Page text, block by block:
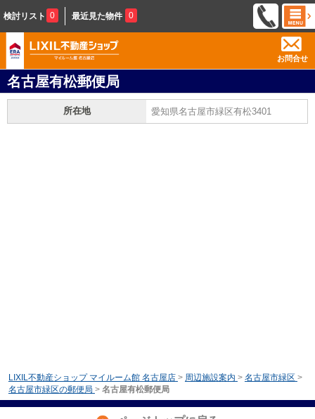
検討リスト 0 最近見た物件 0
お問合せ
名古屋有松郵便局
所在地 愛知県名古屋市緑区有松3401
LIXIL不動産ショップ マイルーム館 名古屋店 > 周辺施設案内 > 名古屋市緑区 >
名古屋市緑区の郵便局 > 名古屋有松郵便局